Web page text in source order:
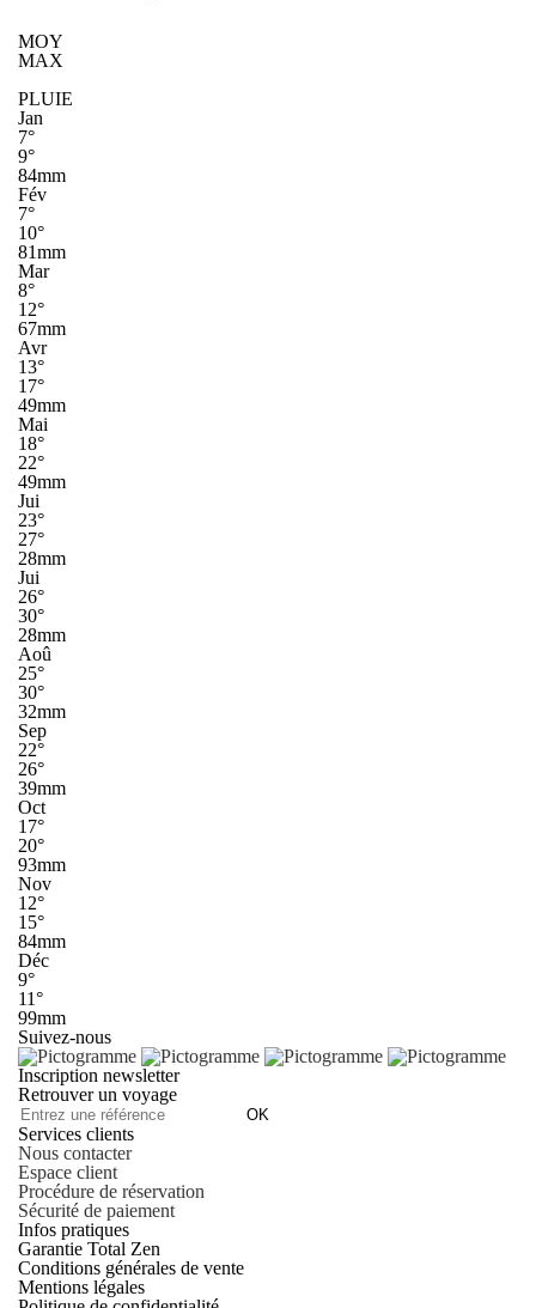
MOY
MAX
PLUIE
Jan
7°
9°
84mm
Fév
7°
10°
81mm
Mar
8°
12°
67mm
Avr
13°
17°
49mm
Mai
18°
22°
49mm
Jui
23°
27°
28mm
Jui
26°
30°
28mm
Aoû
25°
30°
32mm
Sep
22°
26°
39mm
Oct
17°
20°
93mm
Nov
12°
15°
84mm
Déc
9°
11°
99mm
Suivez-nous
Inscription newsletter
Retrouver un voyage
OK
Services clients
Nous contacter
Espace client
Procédure de réservation
Sécurité de paiement
Infos pratiques
Garantie Total Zen
Conditions générales de vente
Mentions légales